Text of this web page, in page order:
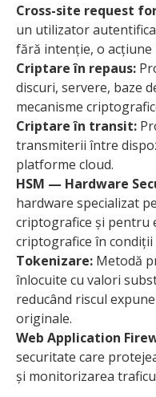
Cross-site request
un utilizator
fără intenție, o
Criptare în repaus:
discuri, servere, baze
mecanisme
Criptare în transit:
transmiterii între
platforme cloud.
HSM — Hardware
hardware specializat
criptografice și pentru
criptografice în condiții
Tokenizare: Metodă
înlocuite cu valori
reducând riscul
originale.
Web Application
securitate care
și monitorizarea